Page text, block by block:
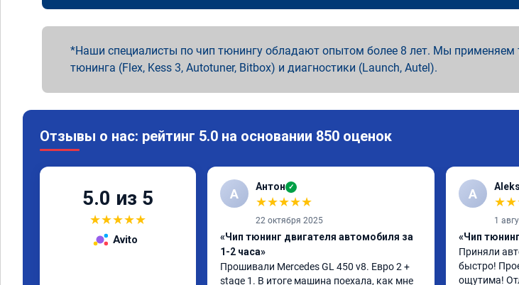
Наши специалисты по чип тюнингу обладают опытом более 8 лет. Мы применяем
тюнинга (Flex, Kess 3, Autotuner, Bitbox) и диагностики (Launch, Autel).
Отзывы о нас: рейтинг 5.0 на основании 850 оценок
5.0 из 5
★★★★★
Avito
А Антон ✓
★★★★★
22 октября 2025
«Чип тюнинг двигателя автомобиля за
1-2 часа»
Прошивали Mercedes GL 450 v8. Евро 2 +
stage 1. В итоге машина поехала, как мне
A
★★
1
«Чип
Приняли
быстро!
ощутима!